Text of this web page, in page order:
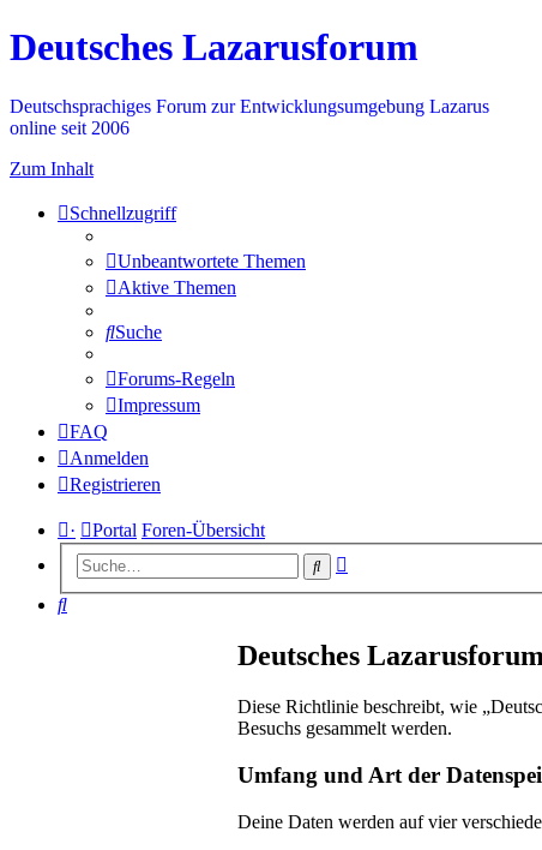
Deutsches Lazarusforum
Deutschsprachiges Forum zur Entwicklungsumgebung Lazarus
online seit 2006
Zum Inhalt
Schnellzugriff
Unbeantwortete Themen
Aktive Themen
Suche
Forums-Regeln
Impressum
FAQ
Anmelden
Registrieren
· Portal Foren-Übersicht
Suche
Suche
Deutsches
Diese Richtlinie beschreibt, wie
Besuchs gesammelt werden.
Umfang und Art der
Deine Daten werden auf vier